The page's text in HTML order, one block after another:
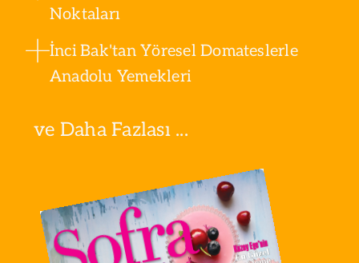
Noktaları
İnci Bak'tan Yöresel Domateslerle
Anadolu Yemekleri
ve Daha Fazlası ...